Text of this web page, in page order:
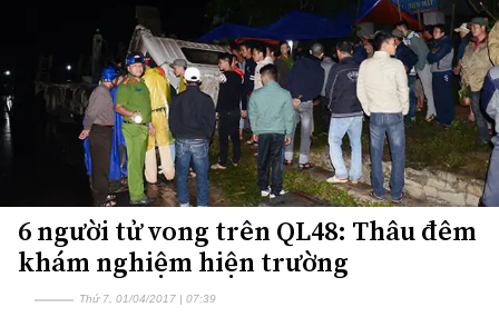
6 người tử vong trên QL48: Thâu đêm
khám nghiệm hiện trường
Thứ 7, 01/04/2017 | 07:39